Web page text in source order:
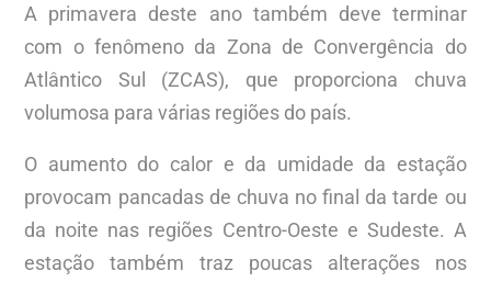
A primavera deste ano também deve terminar
com o fenômeno da Zona de Convergência do
Atlântico Sul (ZCAS), que proporciona chuva
volumosa para várias regiões do país.
O aumento do calor e da umidade da estação
provocam pancadas de chuva no final da tarde ou
da noite nas regiões Centro-Oeste e Sudeste. A
estação também traz poucas alterações nos